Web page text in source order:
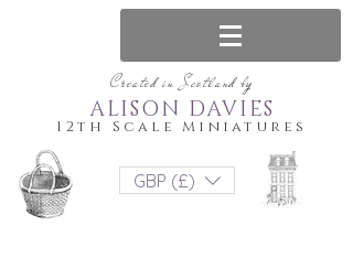
Created in Scotland by
12th Scale Miniatures
ALISON DAVIES
GBP (£)